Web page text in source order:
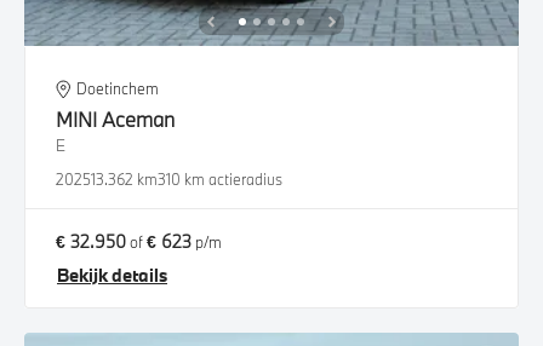
Doetinchem
MINIAceman
E
202513.362 km310 km actieradius
€ 32.950of€ 623 p/m
Bekijk details